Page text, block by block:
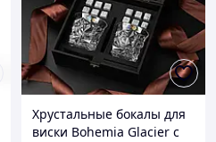
Хрустальные бокалы для
виски Bohemia Glacier с